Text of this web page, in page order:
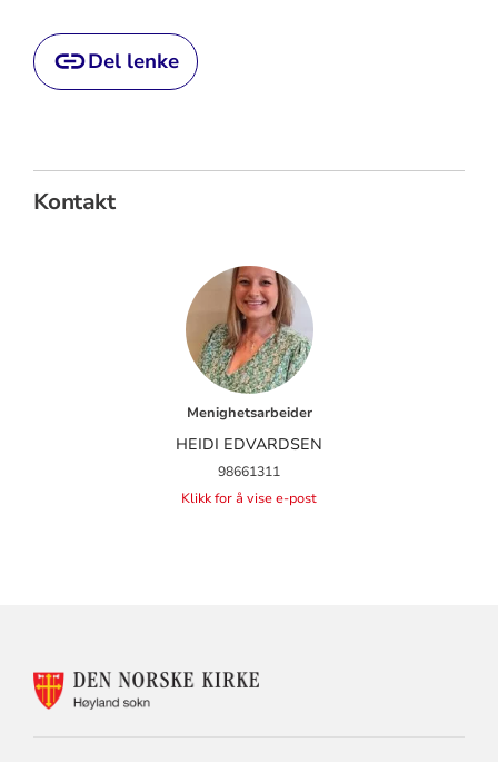
Del lenke
Kontakt
Menighetsarbeider
HEIDI EDVARDSEN
98661311
Klikk for å vise e-post